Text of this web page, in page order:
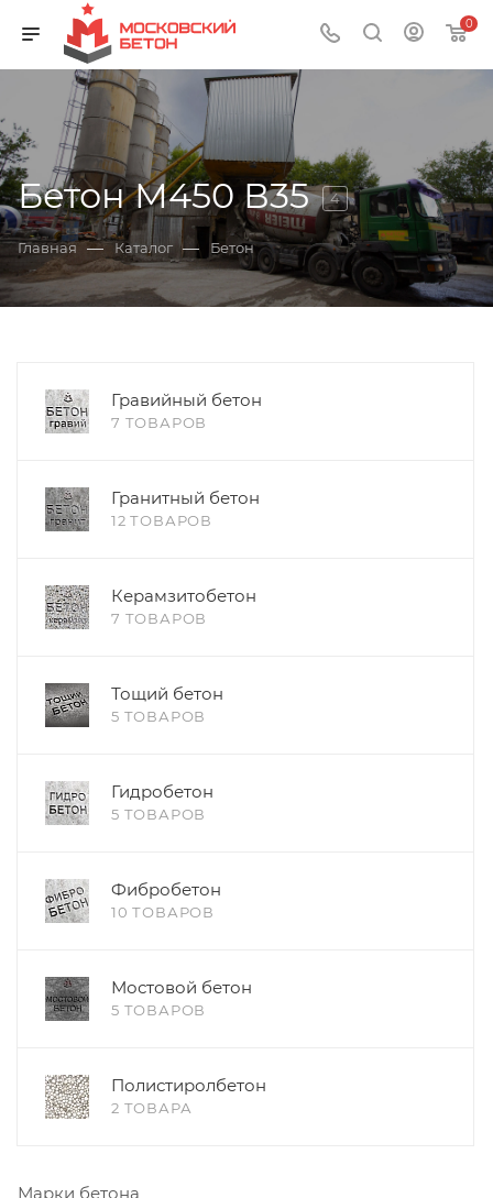
0
Бетон М450 В35 4
Главная — Каталог — Бетон
Гравийный бетон
7 ТОВАРОВ
Гранитный бетон
12 ТОВАРОВ
Керамзитобетон
7 ТОВАРОВ
Тощий бетон
5 ТОВАРОВ
Гидробетон
5 ТОВАРОВ
Фибробетон
10 ТОВАРОВ
Мостовой бетон
5 ТОВАРОВ
Полистиролбетон
2 ТОВАРА
Марки бетона